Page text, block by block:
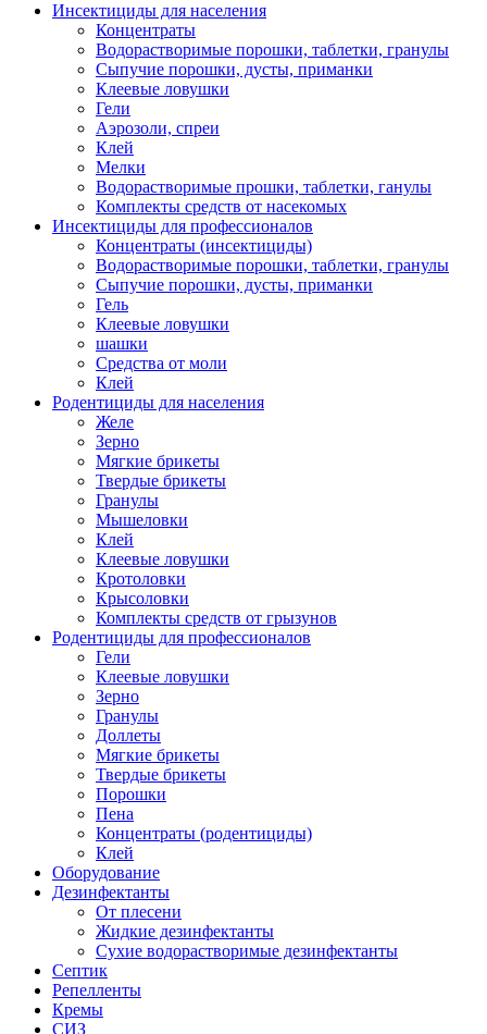
Инсектициды для населения
Концентраты
Водорастворимые порошки, таблетки, гранулы
Сыпучие порошки, дусты, приманки
Клеевые ловушки
Гели
Аэрозоли, спреи
Клей
Мелки
Водорастворимые прошки, таблетки, ганулы
Комплекты средств от насекомых
Инсектициды для профессионалов
Концентраты (инсектициды)
Водорастворимые порошки, таблетки, гранулы
Сыпучие порошки, дусты, приманки
Гель
Клеевые ловушки
шашки
Средства от моли
Клей
Родентициды для населения
Желе
Зерно
Мягкие брикеты
Твердые брикеты
Гранулы
Мышеловки
Клей
Клеевые ловушки
Кротоловки
Крысоловки
Комплекты средств от грызунов
Родентициды для профессионалов
Гели
Клеевые ловушки
Зерно
Гранулы
Доллеты
Мягкие брикеты
Твердые брикеты
Порошки
Пена
Концентраты (родентициды)
Клей
Оборудование
Дезинфектанты
От плесени
Жидкие дезинфектанты
Сухие водорастворимые дезинфектанты
Септик
Репелленты
Кремы
СИЗ